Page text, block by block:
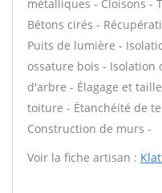
métalliques - Cloisons -
Bétons cirés -
Puits de lumière -
ossature bois - Isolation
d'arbre - Élagage et
toiture - Étanchéité de
Construction de murs -
Voir la fiche artisan :